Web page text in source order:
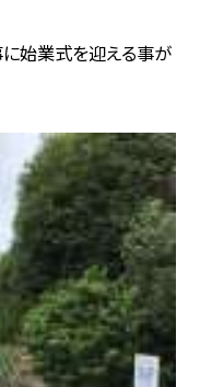
に始業式を迎える事が